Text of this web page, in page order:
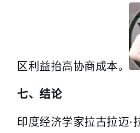
区利益抬高协商成本。
七、结论
印度经济学家拉古拉迈·